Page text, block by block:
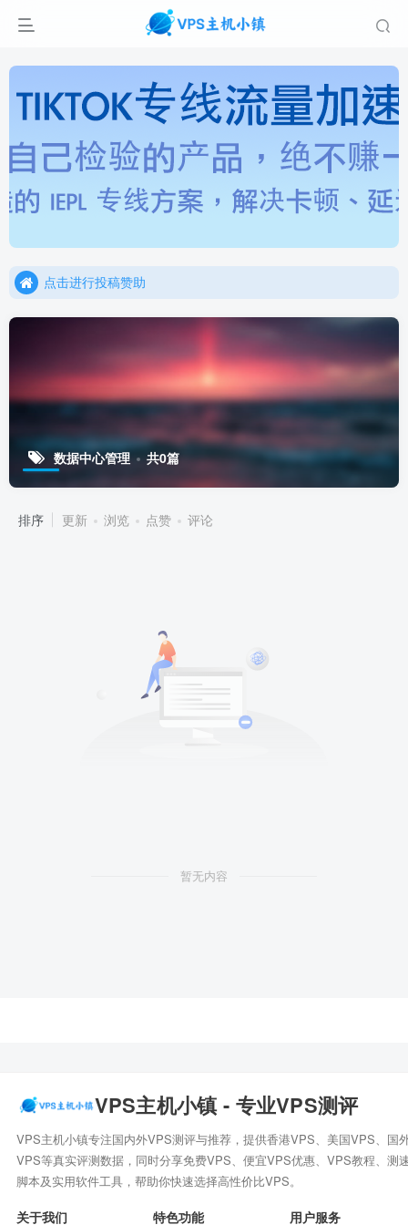
点击加入官方TG频道/聊天群
点击进行投稿赞助
点击加入官方TG频道/聊天群
数据中心管理 共0篇
排序 更新 浏览 点赞 评论
暂无内容
VPS主机小镇 - 专业VPS测评
VPS主机小镇专注国内外VPS测评与推荐，提供香港VPS、美国VPS、国
VPS等真实评测数据，同时分享免费VPS、便宜VPS优惠、VPS教程、测
脚本及实用软件工具，帮助你快速选择高性价比VPS。
关于我们 特色功能 用户服务